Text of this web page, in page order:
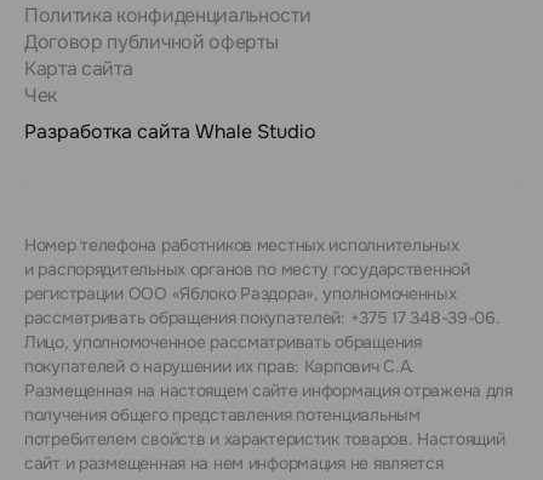
Политика конфиденциальности
Договор публичной оферты
Карта сайта
Чек
Разработка сайта Whale Studio
Номер телефона работников местных исполнительных
и распорядительных органов по месту государственной
регистрации ООО «Яблоко Раздора», уполномоченных
рассматривать обращения покупателей: +375 17 348-39-06.
Лицо, уполномоченное рассматривать обращения
покупателей о нарушении их прав: Карпович С.А.
Размещенная на настоящем сайте информация отражена для
получения общего представления потенциальным
потребителем свойств и характеристик товаров. Настоящий
сайт и размещенная на нем информация не является